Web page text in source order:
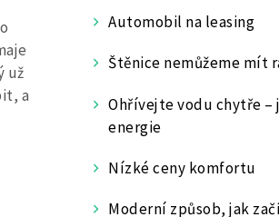
už
a
Automobil na leasing
Štěnice nemůžeme mít
Ohřívejte vodu chytře –
energie
Nízké ceny komfortu
Moderní způsob, jak